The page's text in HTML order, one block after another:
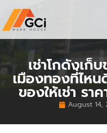
เช่าโกดังเก็
เมืองทองที่ไห
ของให้เช่า รา
August 14,